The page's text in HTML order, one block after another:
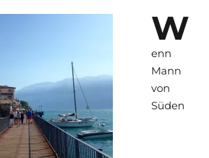
W
enn
Mann
von
Süden